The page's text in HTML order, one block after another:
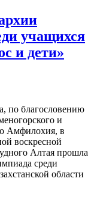
учащихся
и дети»
по благословению
и
Амфилохия, в
воскресной
Алтая прошла
среди
области